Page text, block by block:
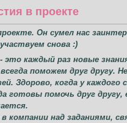
в проекте
Он сумел нас
снова :)
каждый раз новые
поможем друг другу.
Здорово, когда у каждого
готовы помочь друг
над заданиями,